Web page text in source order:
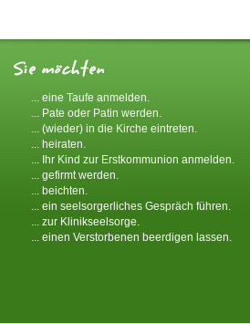
... eine Taufe anmelden.
... Pate oder Patin werden.
... (wieder) in die Kirche eintreten.
... heiraten.
... Ihr Kind zur Erstkommunion anmelden.
... gefirmt werden.
... beichten.
... ein seelsorgerliches Gespräch führen.
... zur Klinikseelsorge.
... einen Verstorbenen beerdigen lassen.